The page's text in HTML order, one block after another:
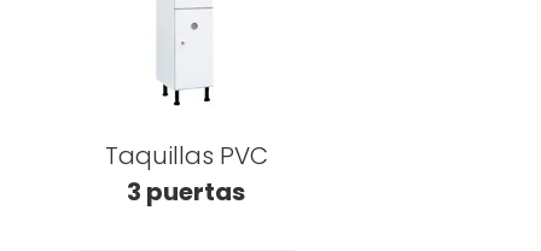
Taquillas PVC
3 puertas